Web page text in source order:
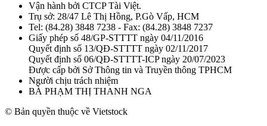
Vận hành bởi CTCP Tài Việt.
Trụ sở: 28/47 Lê Thị Hồng, P.Gò Vấp, HCM
Tel: (84.28) 3848 7238 - Fax: (84.28) 3848 7237
Giấy phép số 48/GP-STTTT ngày 04/11/2016
Quyết định số 13/QĐ-STTTT ngày 02/11/2017
Quyết định số 06/QĐ-STTTT-ICP ngày 20/07/2023
Được cấp bởi Sở Thông tin và Truyền thông TPHCM
Người chịu trách nhiệm
BÀ PHẠM THỊ THANH NGA
© Bản quyền thuộc về Vietstock